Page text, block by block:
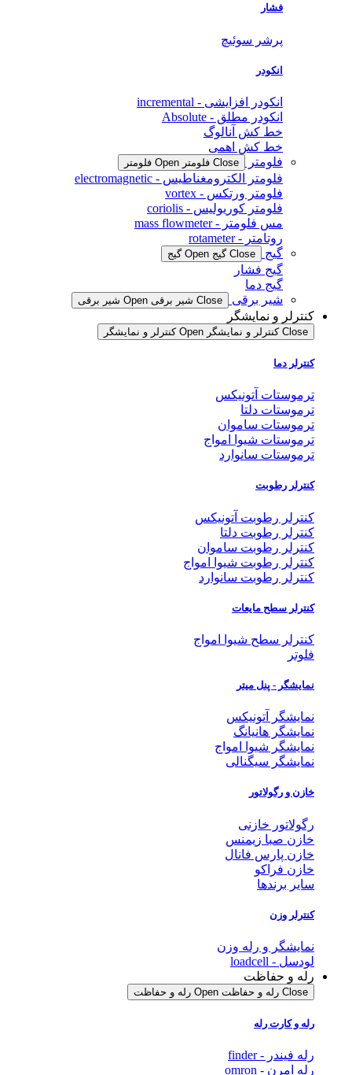
فشار
پرشر سوئیچ
انکودر
انکودر افزایشی - incremental
انکودر مطلق - Absolute
خط کش آنالوگ
خط کش اهمی
فلومتر
Close فلومتر Open فلومتر
فلومتر الکترومغناطیس - electromagnetic
فلومتر ورتکس - vortex
فلومتر کوریولیس - coriolis
مس فلومتر - mass flowmeter
روتامتر - rotameter
گیج
Close گیج Open گیج
گیج فشار
گیج دما
شیر برقی
Close شیر برقی Open شیر برقی
کنترلر و نمایشگر
Close کنترلر و نمایشگر Open کنترلر و نمایشگر
کنترلر دما
ترموستات آتونیکس
ترموستات دلتا
ترموستات ساموان
ترموستات شیوا امواج
ترموستات سانوارد
کنترلر رطوبت
کنترلر رطوبت آتونیکس
کنترلر رطوبت دلتا
کنترلر رطوبت ساموان
کنترلر رطوبت شیوا امواج
کنترلر رطوبت سانوارد
کنترلر سطح مایعات
کنترلر سطح شیوا امواج
فلوتر
نمایشگر - پنل میتر
نمایشگر آتونیکس
نمایشگر هانیانگ
نمایشگر شیوا امواج
نمایشگر سیگنالی
خازن و رگولاتور
رگولاتور خازنی
خازن صبا زیمنس
خازن پارس فانال
خازن فراکو
سایر برندها
کنترلر وزن
نمایشگر و رله وزن
لودسل - loadcell
رله و حفاظت
Close رله و حفاظت Open رله و حفاظت
رله و کارت رله
رله فیندر - finder
رله امرن - omron